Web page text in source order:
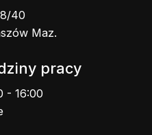
40
Maz.
pracy
- 16:00